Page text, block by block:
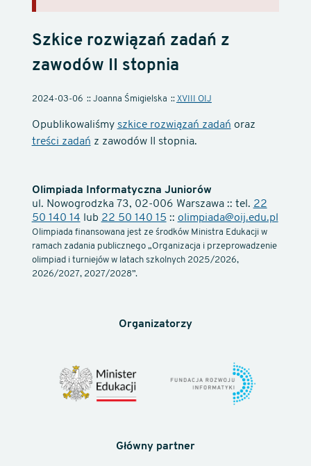
Szkice rozwiązań zadań z
zawodów II stopnia
2024-03-06 Joanna Śmigielska XVIII OIJ
Opublikowaliśmy szkice rozwiązań zadań oraz
treści zadań z zawodów II stopnia.
Olimpiada Informatyczna Juniorów
ul. Nowogrodzka 73, 02-006 Warszawa :: tel. 22
50 140 14 lub 22 50 140 15 :: olimpiada@oij.edu.pl
Olimpiada finansowana jest ze środków Ministra Edukacji w
ramach zadania publicznego „Organizacja i przeprowadzenie
olimpiad i turniejów w latach szkolnych 2025/2026,
2026/2027, 2027/2028”.
Organizatorzy
Główny partner